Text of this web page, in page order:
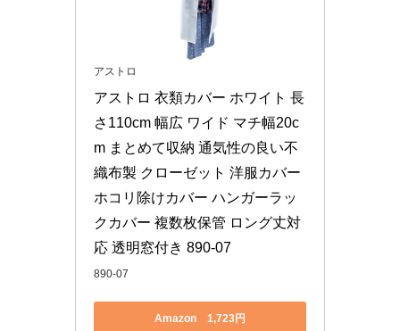
アストロ
アストロ 衣類カバー ホワイト 長
さ110cm 幅広 ワイド マチ幅20c
m まとめて収納 通気性の良い不
織布製 クローゼット 洋服カバー
ホコリ除けカバー ハンガーラッ
クカバー 複数枚保管 ロング丈対
応 透明窓付き 890-07
890-07
Amazon 1,723円